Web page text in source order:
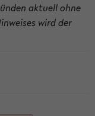
aktuell ohne
wird der